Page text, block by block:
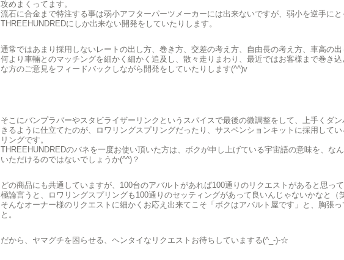
攻めまくってます。
流石に合金まで特注する事は弱小アフターパーツメーカーには出来ないですが、弱小を逆手にと
THREEHUNDREDにしか出来ない開発をしていたりします。
通常ではあまり採用しないレートの出し方、巻き方、交差の考え方、自由長の考え方、車高の
何より車輛とのマッチングを細かく細かく追及し、散々走りまわり、最近ではお客様まで巻き
な方のご意見をフィードバックしながら開発をしていたりします(^^)v
そこにバンプラバーやスタビライザーリンクというスパイスで最後の微調整をして、上手くダ
きるように仕立てたのが、ロワリングスプリングだったり、サスペンションキットに採用して
リングです。
THREEHUNDREDのバネを一度お使い頂いた方は、ボクが申し上げている宇宙語の意味を、な
いただけるのではないでしょうか(^^)？
どの商品にも共通していますが、100台のアバルトがあれば100通りのリクエストがあると思って
極論言うと、ロワリングスプリングも100通りのセッティングがあって良いんじゃないかなと（
そんなオーナー様のリクエストに細かくお応え出来てこそ「ボクはアバルト屋です」と、胸張っ
と。
だから、ヤマグチを困らせる、ヘンタイなリクエストお待ちしていまする(^_-)-☆